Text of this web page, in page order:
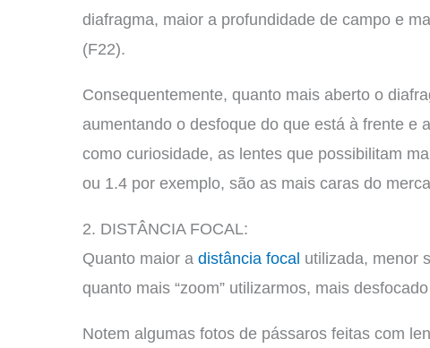
diafragma, maior a profundidade de campo e
(F22).
Consequentemente, quanto mais aberto o
aumentando o desfoque do que está à frente e
como curiosidade, as lentes que possibilitam
ou 1.4 por exemplo, são as mais caras do
2. DISTÂNCIA FOCAL:
Quanto maior a distância focal utilizada, menor
quanto mais “zoom” utilizarmos, mais
Notem algumas fotos de pássaros feitas com